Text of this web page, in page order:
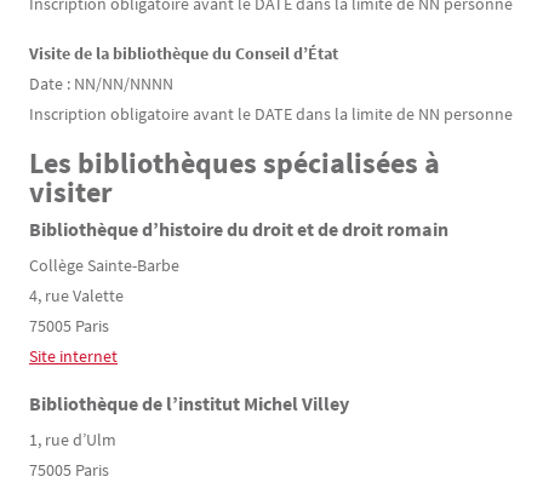
Visite de la bibliothèque du Conseil d’État
Date : NN/NN/NNNN
Inscription obligatoire avant le DATE dans la limite de NN personne
Les bibliothèques spécialisées à
visiter
Bibliothèque d’histoire du droit et de droit romain
Collège Sainte-Barbe
4, rue Valette
75005 Paris
Site internet
Bibliothèque de l’institut Michel Villey
1, rue d’Ulm
75005 Paris